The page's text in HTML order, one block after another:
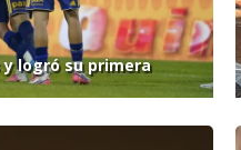
logró su primera